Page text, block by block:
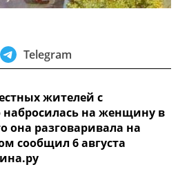
Telegram
жителей с
на женщину в
она разговаривала на
сообщил 6 августа